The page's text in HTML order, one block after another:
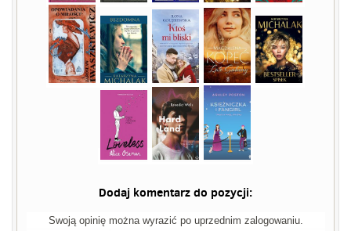
Dodaj komentarz do pozycji:
Swoją opinię można wyrazić po uprzednim zalogowaniu.